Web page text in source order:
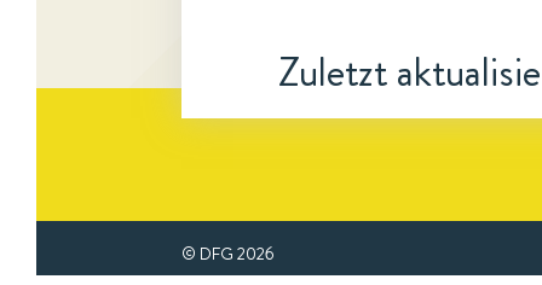
Zuletzt
© DFG 2026